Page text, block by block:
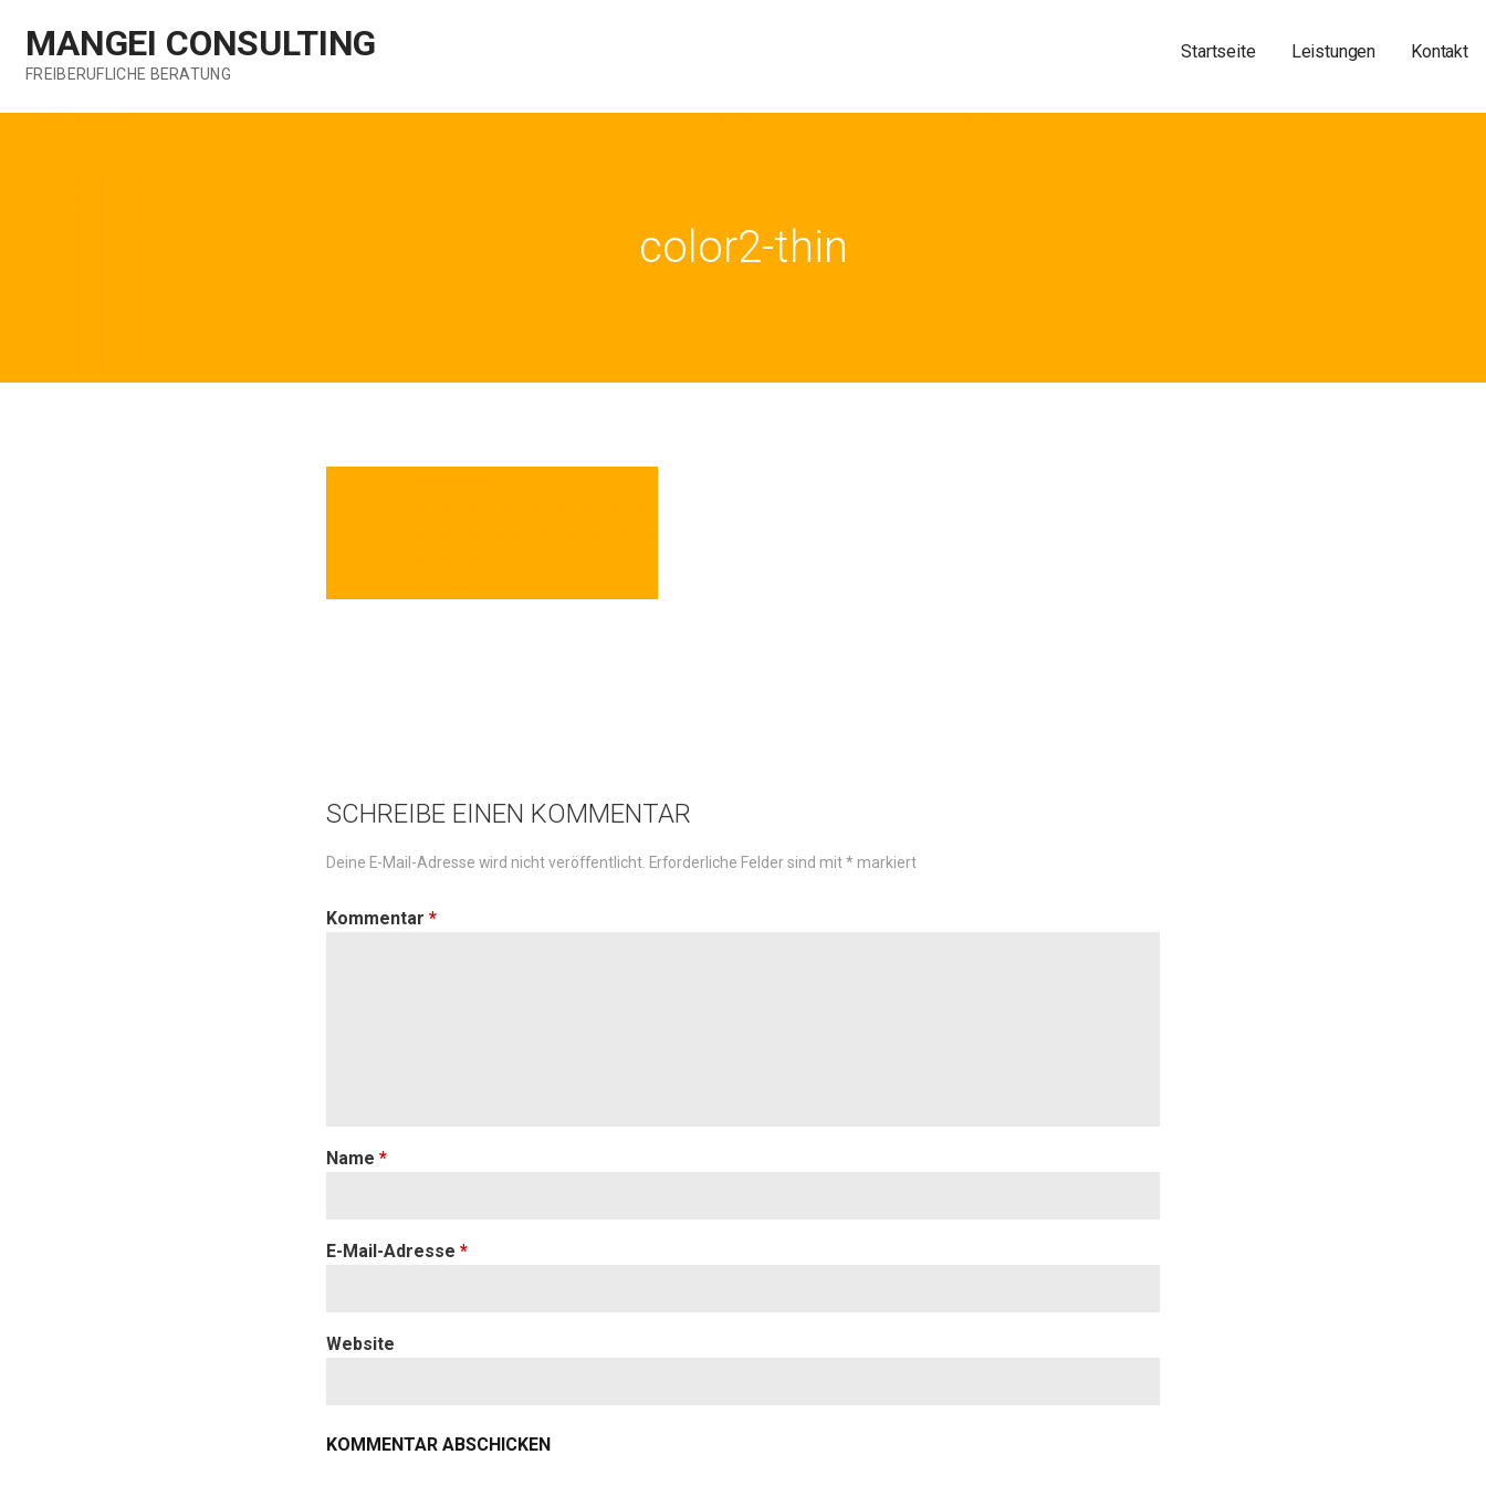
Inhalt
springen
MANGEI CONSULTING
FREIBERUFLICHE BERATUNG
Startseite Leistungen Kontakt
color2-thin
SCHREIBE EINEN KOMMENTAR
Deine E-Mail-Adresse wird nicht veröffentlicht. Erforderliche Felder sind mit* markiert
Kommentar *
Name *
E-Mail-Adresse *
Website